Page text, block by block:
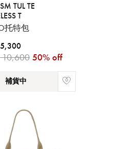
TUL TE
T
托特包
10,600 50% off
補貨中